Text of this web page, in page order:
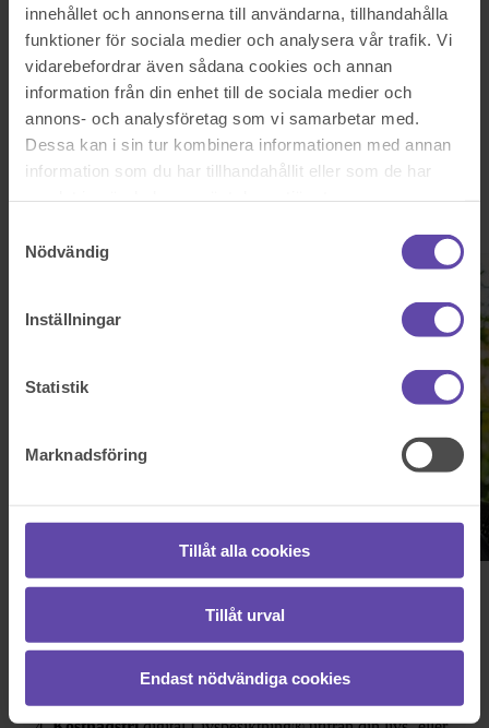
innehållet och annonserna till användarna, tillhandahålla
funktioner för sociala medier och analysera vår trafik. Vi
vidarebefordrar även sådana cookies och annan
information från din enhet till de sociala medier och
annons- och analysföretag som vi samarbetar med.
Dessa kan i sin tur kombinera informationen med annan
information som du har tillhandahållit eller som de har
Nödvändig
Inställningar
Statistik
Marknadsföring
Tillåt alla cookies
Tillåt urval
Endast nödvändiga cookies
Sparbankerna
Välkommen till Familjens
Jurist
premiumkund hos Sparbankerna kan få hjälp med juridiska frågor
Ditt ordinarie erbjudande
30 % rabattpådigitala tjänster.
Kostnadsfribehovsanalys med jurist.*